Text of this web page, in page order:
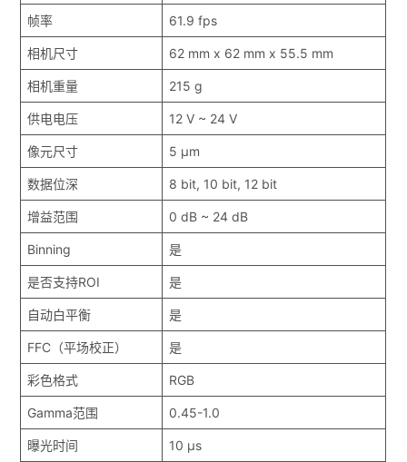
帧率 61.9 fps
相机尺寸 62 mm x 62 mm x 55.5 mm
相机重量 215 g
供电电压 12 V ~ 24 V
像元尺寸 5 μm
数据位深 8 bit, 10 bit, 12 bit
增益范围 0 dB ~ 24 dB
Binning 是
是否支持ROI 是
自动白平衡 是
FFC（平场校正） 是
彩色格式 RGB
Gamma范围 0.45-1.0
曝光时间 10 μs